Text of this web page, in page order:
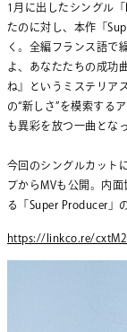
1月に出したシングル
たのに対し、本作「
く。全編フランス語で
よ、あなたたちの成功
ね』というミステリア
の“新しさ”を模索する
も異彩を放つ一曲とな
今回のシングルカット
ブからMVも公開。内
る「Super Producer」
https://linkco.re/